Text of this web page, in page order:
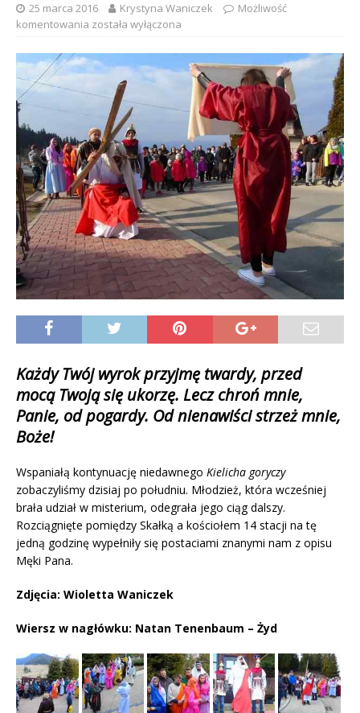
25 marca 2016 Krystyna Waniczek
Możliwość
komentowania została wyłączona
Każdy Twój wyrok przyjmę twardy, przed
mocą Twoją się ukorzę. Lecz chroń mnie,
Panie, od pogardy. Od nienawiści strzeż mnie,
Boże!
Wspaniałą kontynuację niedawnego Kielicha goryczy
zobaczyliśmy dzisiaj po południu. Młodzież, która wcześniej
brała udział w misterium, odegrała jego ciąg dalszy.
Rozciągnięte pomiędzy Skałką a kościołem 14 stacji na tę
jedną godzinę wypełniły się postaciami znanymi nam z opisu
Męki Pana.
Zdjęcia: Wioletta Waniczek
Wiersz w nagłówku: Natan Tenenbaum – Żyd